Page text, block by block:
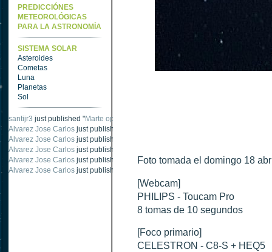
PREDICCIÓNES
METEOROLÓGICAS
PARA LA ASTRONOMÍA
SISTEMA SOLAR
Asteroides
Cometas
Luna
Planetas
Sol
santijr3 just published "Marte oposición 2020
Alvarez Jose Carlos just published "
Alvarez Jose Carlos just published "
Alvarez Jose Carlos just published "
Alvarez Jose Carlos just published " Oposición Marte 28 Octubre 2020".
Alvarez Jose Carlos just published "
Foto tomada el domingo 18
[Webcam]
PHILIPS - Toucam Pro
8 tomas de 10 segundos
[Foco primario]
CELESTRON - C8-S + HEQ5